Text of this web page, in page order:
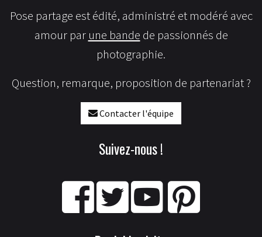
Pose partage est édité, administré et modéré avec
amour par une bande de passionnés de
photographie.
Question, remarque, proposition de partenariat ?
Contacter l'équipe
Suivez-nous !